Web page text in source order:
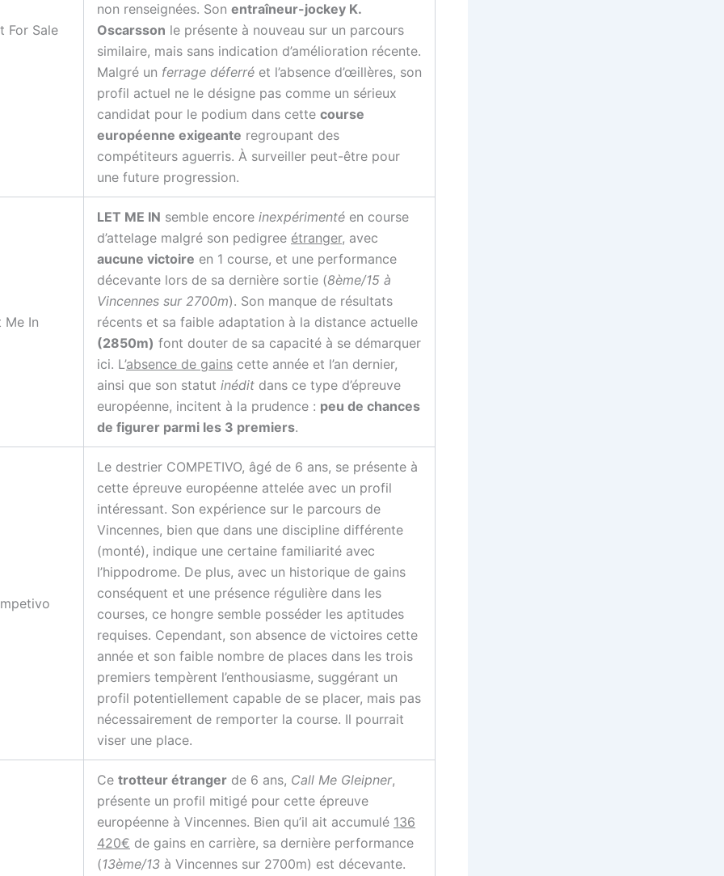
For Sale
non renseignées. Son entraîneur-jockey K.
Oscarsson le présente à nouveau sur un parcours
similaire, mais sans indication d’amélioration récente.
Malgré un ferrage déferré et l’absence d’œillères, son
profil actuel ne le désigne pas comme un sérieux
candidat pour le podium dans cette course
européenne exigeante regroupant des
compétiteurs aguerris. À surveiller peut-être pour
une future progression.
Me In
LET ME IN semble encore inexpérimenté en course
d’attelage malgré son pedigree étranger, avec
aucune victoire en 1 course, et une performance
décevante lors de sa dernière sortie (8ème/15 à
Vincennes sur 2700m). Son manque de résultats
récents et sa faible adaptation à la distance actuelle
(2850m) font douter de sa capacité à se démarquer
ici. L’absence de gains cette année et l’an dernier,
ainsi que son statut inédit dans ce type d’épreuve
européenne, incitent à la prudence : peu de chances
de figurer parmi les 3 premiers.
Le destrier COMPETIVO, âgé de 6 ans, se présente à
cette épreuve européenne attelée avec un profil
intéressant. Son expérience sur le parcours de
Vincennes, bien que dans une discipline différente
(monté), indique une certaine familiarité avec
l’hippodrome. De plus, avec un historique de gains
conséquent et une présence régulière dans les
courses, ce hongre semble posséder les aptitudes
requises. Cependant, son absence de victoires cette
année et son faible nombre de places dans les trois
premiers tempèrent l’enthousiasme, suggérant un
profil potentiellement capable de se placer, mais pas
nécessairement de remporter la course. Il pourrait
viser une place.
Ce trotteur étranger de 6 ans, Call Me Gleipner,
présente un profil mitigé pour cette épreuve
européenne à Vincennes. Bien qu’il ait accumulé 136
420€ de gains en carrière, sa dernière performance
(13ème/13 à Vincennes sur 2700m) est décevante.